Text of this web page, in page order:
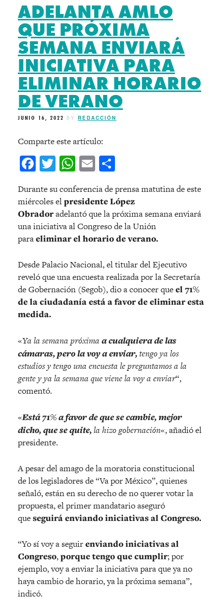
ADELANTA AMLO
QUE PRÓXIMA
SEMANA ENVIARÁ
INICIATIVA PARA
ELIMINAR HORARIO
DE VERANO
JUNIO 16, 2022 BY REDACCIÓN
Comparte este artículo:
Facebook
Twitter
WhatsApp
Email
Durante su conferencia de prensa matutina de este
miércoles elpresidente López
Obradoradelantó que la próxima semana enviará
una iniciativa al Congreso de la Unión
paraeliminar el horario de verano.
Desde Palacio Nacional, el titular del Ejecutivo
reveló que una encuesta realizada por la Secretaría
de Gobernación (Segob), dio a conocer queel 71%
de la ciudadanía está a favor de eliminar esta
medida.
«Ya la semana próxima a cualquiera de las
cámaras, pero la voy a enviar,tengo ya los
estudios y tengo una encuesta le preguntamos a la
gente y ya la semana que viene la voy a enviar“,
comentó.
«Está 71% a favor de que se cambie, mejor
dicho, que se quite,la hizo gobernación«, añadió el
presidente.
A pesar del amago de la moratoria constitucional
de los legisladores de “Va por México”, quienes
señaló, están en su derecho de no querer votar la
propuesta, el primer mandatario aseguró
queseguirá enviando iniciativas al Congreso.
“Yo sí voy a seguirenviando iniciativas al
Congreso,porque tengo que cumplir; por
ejemplo, voy a enviar la iniciativa para que ya no
haya cambio de horario, ya la próxima semana”,
indicó.